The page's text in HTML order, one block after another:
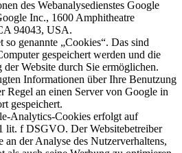
des Webanalysedienstes Google
Inc., 1600 Amphitheatre
94043, USA.
genannte „Cookies“. Das sind
gespeichert werden und die
Website durch Sie ermöglichen.
Informationen über Ihre Benutzung
Regel an einen Server von Google in
gespeichert.
Analytics-Cookies erfolgt auf
lit. f DSGVO. Der Websitebetreiber
an der Analyse des Nutzerverhaltens,